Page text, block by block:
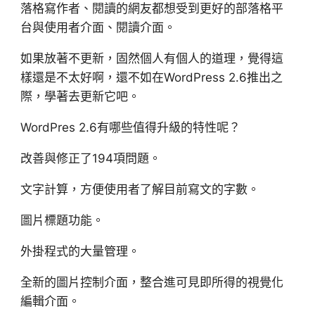
落格寫作者、閱讀的網友都想受到更好的部落格平
台與使用者介面、閱讀介面。
如果放著不更新，固然個人有個人的道理，覺得這
樣還是不太好啊，還不如在WordPress 2.6推出之
際，學著去更新它吧。
WordPres 2.6有哪些值得升級的特性呢？
改善與修正了194項問題。
文字計算，方便使用者了解目前寫文的字數。
圖片標題功能。
外掛程式的大量管理。
全新的圖片控制介面，整合進可見即所得的視覺化
編輯介面。